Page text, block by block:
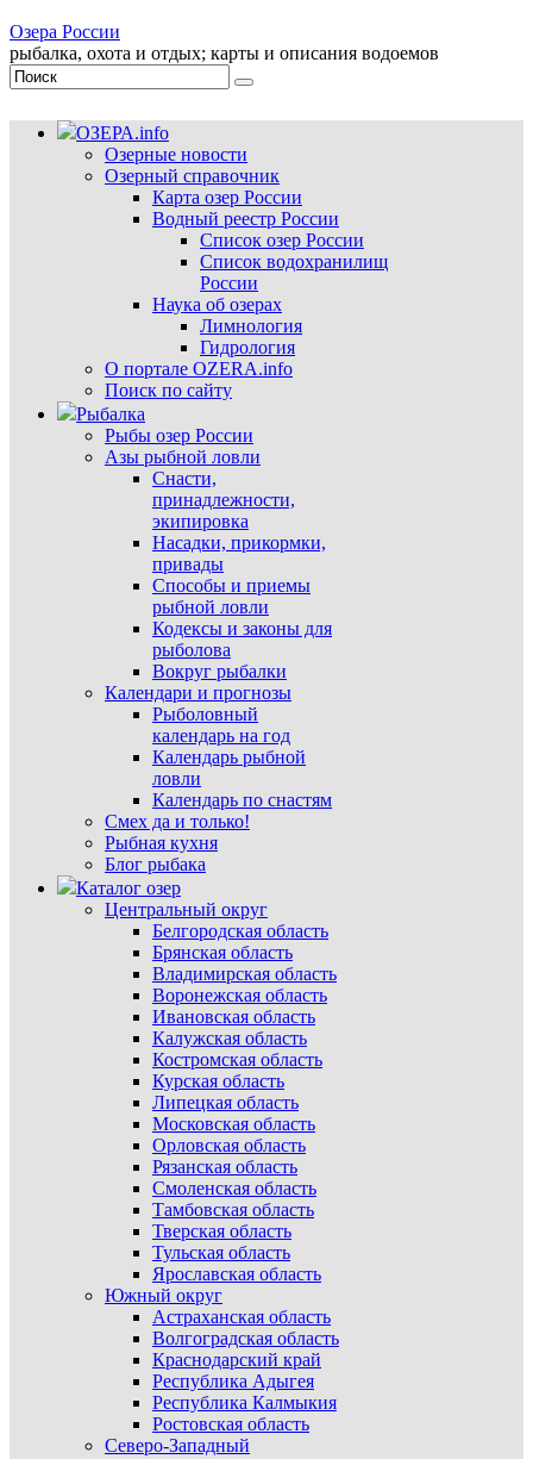
Озера России
рыбалка, охота и отдых; карты и описания водоемов
ОЗЕРА.info
Озерные новости
Озерный справочник
Карта озер России
Водный реестр России
Список озер России
Список водохранилищ
России
Наука об озерах
Лимнология
Гидрология
О портале OZERA.info
Поиск по сайту
Рыбалка
Рыбы озер России
Азы рыбной ловли
Снасти,
принадлежности,
экипировка
Насадки, прикормки,
привады
Способы и приемы
рыбной ловли
Кодексы и законы для
рыболова
Вокруг рыбалки
Календари и прогнозы
Рыболовный
календарь на год
Календарь рыбной
ловли
Календарь по снастям
Смех да и только!
Рыбная кухня
Блог рыбака
Каталог озер
Центральный округ
Белгородская область
Брянская область
Владимирская область
Воронежская область
Ивановская область
Калужская область
Костромская область
Курская область
Липецкая область
Московская область
Орловская область
Рязанская область
Смоленская область
Тамбовская область
Тверская область
Тульская область
Ярославская область
Южный округ
Астраханская область
Волгоградская область
Краснодарский край
Республика Адыгея
Республика Калмыкия
Ростовская область
Северо-Западный